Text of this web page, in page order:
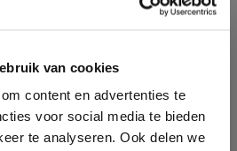
van cookies
content en advertenties te
voor social media te bieden
te analyseren. Ook delen we